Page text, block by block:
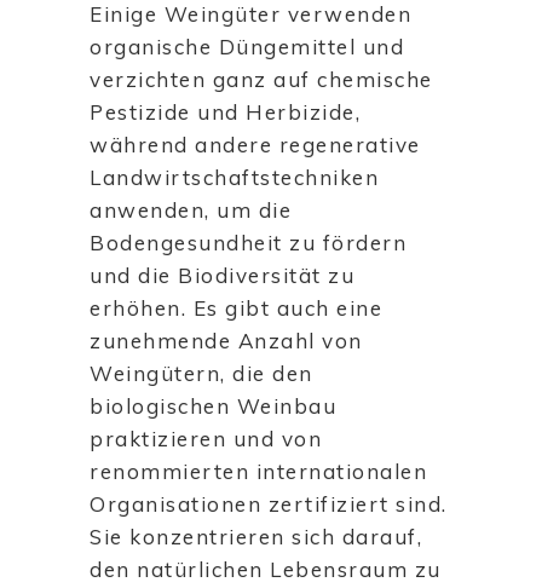
Einige Weingüter verwenden
organische Düngemittel und
verzichten ganz auf chemische
Pestizide und Herbizide,
während andere regenerative
Landwirtschaftstechniken
anwenden, um die
Bodengesundheit zu fördern
und die Biodiversität zu
erhöhen. Es gibt auch eine
zunehmende Anzahl von
Weingütern, die den
biologischen Weinbau
praktizieren und von
renommierten internationalen
Organisationen zertifiziert sind.
Sie konzentrieren sich darauf,
den natürlichen Lebensraum zu